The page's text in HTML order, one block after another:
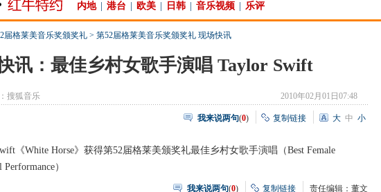
内地 港台 欧美 日韩 音乐视频 乐评
届格莱美音乐奖颁奖礼 > 第52届格莱美音乐奖颁奖礼 现场快讯
讯：最佳乡村女歌手演唱 Taylor Swift
搜狐音乐 2010年02月01日07:48
我来说两句(0) 复制链接 大 中 小
White Horse》获得第52届格莱美颁奖礼最佳乡村女歌手演唱（Best Female
）
我来说两句(0) 复制链接 责任编辑：董文